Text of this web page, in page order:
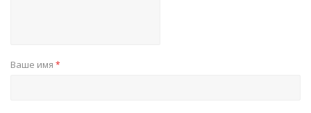
Ваше имя *